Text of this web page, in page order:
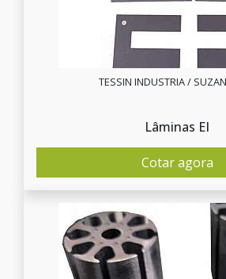
TESSIN INDUSTRIA /
Lâminas EI
Cotar agora